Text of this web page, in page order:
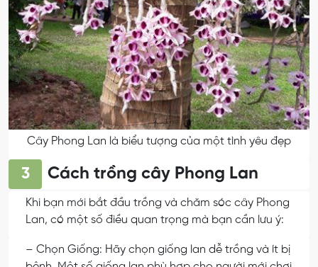
Cây Phong Lan là biểu tượng của một tình yêu đẹp
3 Cách trồng cây Phong Lan
Khi bạn mới bắt đầu trồng và chăm sóc cây Phong
Lan, có một số điều quan trọng mà bạn cần lưu ý:
– Chọn Giống: Hãy chọn giống lan dễ trồng và ít bị